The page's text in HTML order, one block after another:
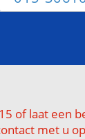
of laat een
met u